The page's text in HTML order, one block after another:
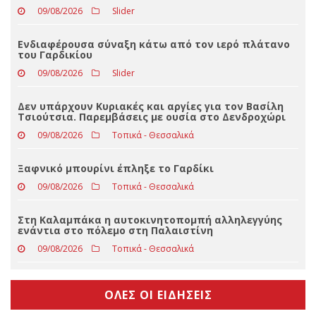
Καθημερινές επισκέψεις της Κατερίνας Παπακώστα
στα ορεινά χωριά των Τρικάλων
09/08/2026 Slider
Ενδιαφέρουσα σύναξη κάτω από τον ιερό πλάτανο
του Γαρδικίου
09/08/2026 Slider
Δεν υπάρχουν Κυριακές και αργίες για τον Βασίλη
Τσιούτσια. Παρεμβάσεις με ουσία στο Δενδροχώρι
Ξαφνικό μπουρίνι έπληξε το Γαρδίκι
09/08/2026 Τοπικά - Θεσσαλικά
Στη Καλαμπάκα η αυτοκινητοπομπή αλληλεγγύης
ενάντια στο πόλεμο στη Παλαιστίνη
09/08/2026 Τοπικά - Θεσσαλικά